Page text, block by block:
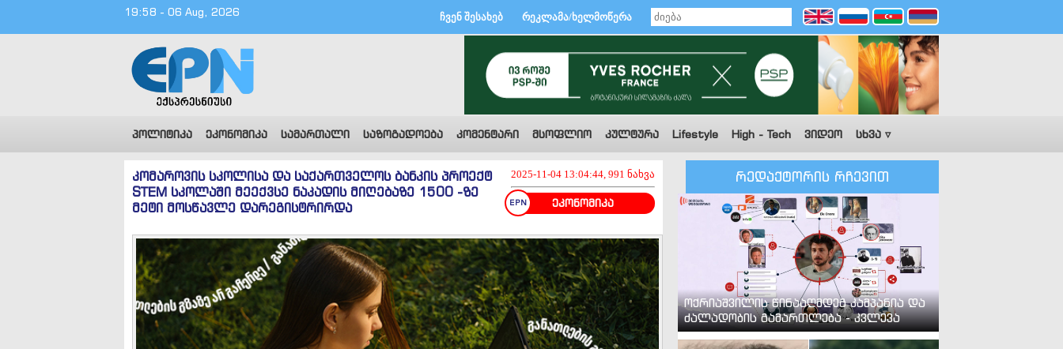
19:58 - 06 Aug, 2026 ჩვენ შესახებ რეკლამა/ხელმოწერა
პოლიტიკა ეკონომიკა სამართალი საზოგადოება კომენტარი მსოფლიო კულტურა Lifestyle High - Tech ვიდეო სხვა ▿
2025-11-04 13:04:44, 991 ნახვა
ეკონომიკა
კომაროვის სკოლისა და საქართველოს ბანკის პროექტ
STEM სკოლაში მეექვსე ნაკადის მიღებაზე 1500 -ზე
მეტი მოსწავლე დარეგისტრირდა
რედაქტორის რჩევით
ოქრიაშვილის წინააღმდეგ კამპანია და
ძალადობის გამართლება - კვლევა